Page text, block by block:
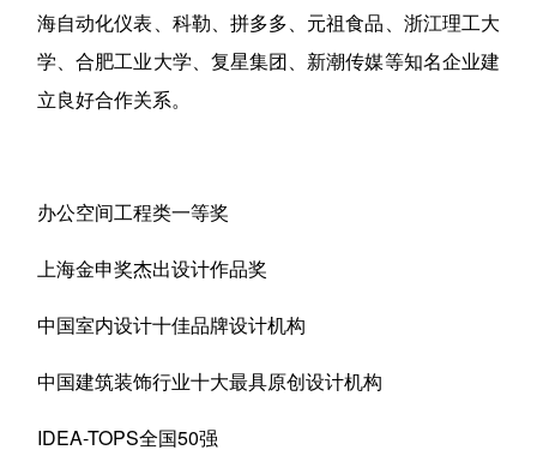
海自动化仪表、科勒、拼多多、元祖食品、浙江理工大
学、合肥工业大学、复星集团、新潮传媒等知名企业建
立良好合作关系。
办公空间工程类一等奖
上海金申奖杰出设计作品奖
中国室内设计十佳品牌设计机构
中国建筑装饰行业十大最具原创设计机构
IDEA-TOPS全国50强